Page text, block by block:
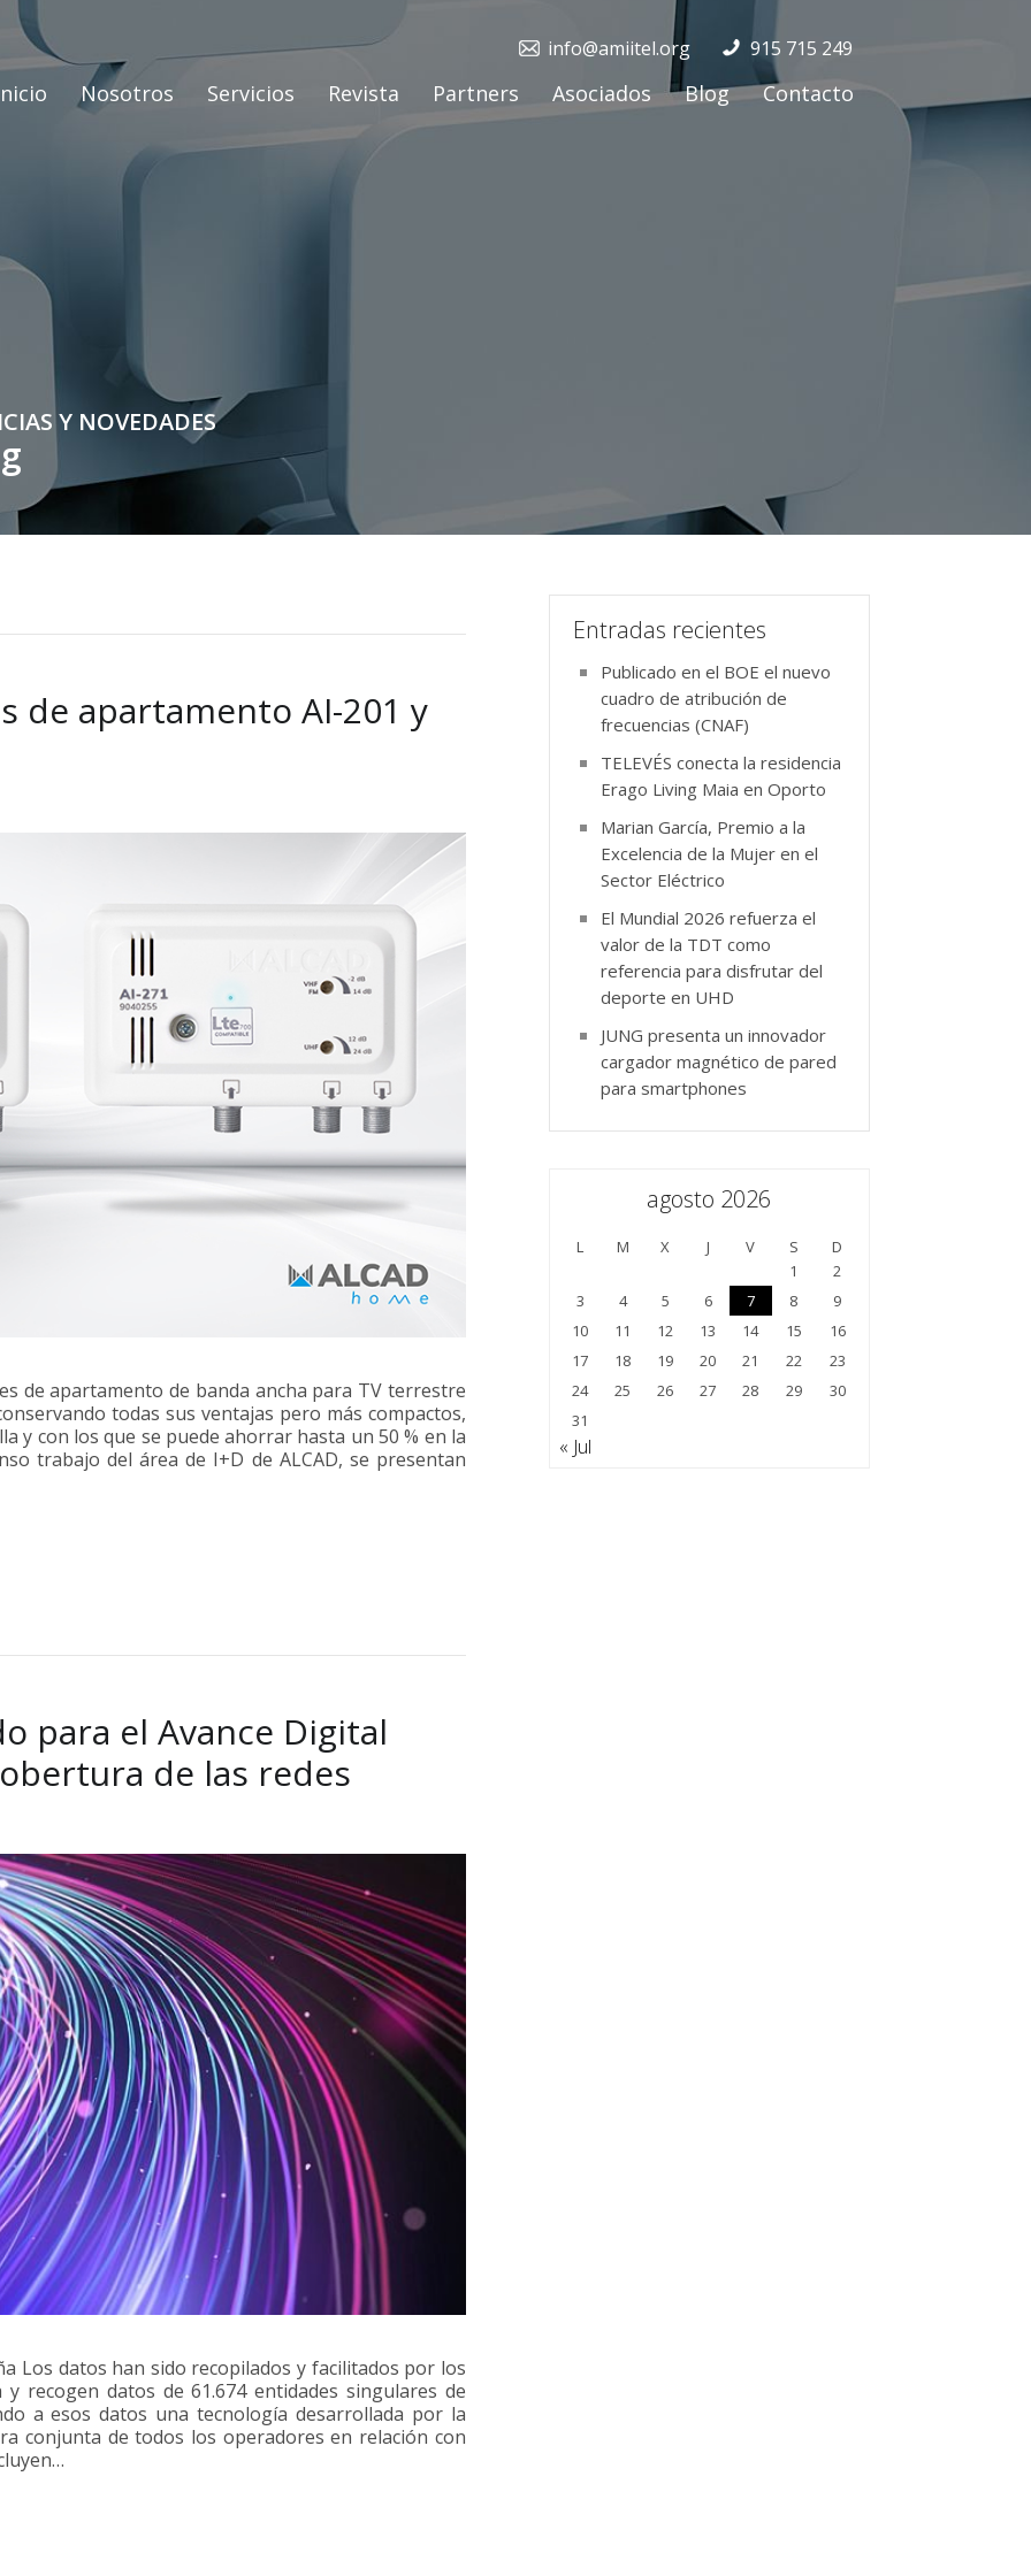
915 715 249
info@amiitel.org
Nosotros Servicios Revista Partners Asociados Blog Contacto
Y NOVEDADES
de apartamento AI-201 y
de apartamento de banda ancha para TV terrestre
todas sus ventajas pero más compactos,
y con los que se puede ahorrar hasta un 50 % en la
trabajo del área de I+D de ALCAD, se presentan
para el Avance Digital
de las redes
Los datos han sido recopilados y facilitados por los
recogen datos de 61.674 entidades singulares de
a esos datos una tecnología desarrollada por la
conjunta de todos los operadores en relación con
Entradas recientes
Publicado en el BOE el nuevo
cuadro de atribución de
frecuencias (CNAF)
TELEVÉS conecta la residencia
Erago Living Maia en Oporto
Marian García, Premio a la
Excelencia de la Mujer en el
Sector Eléctrico
El Mundial 2026 refuerza el
valor de la TDT como
referencia para disfrutar del
deporte en UHD
JUNG presenta un innovador
cargador magnético de pared
para smartphones
agosto 2026
L M X J V S
D
1
2
3
4 5 6 7 8
9
10
11 12 13 14 15
16
17
18 19 20 21 22
23
24
25 26 27 28 29
30
31
« Jul